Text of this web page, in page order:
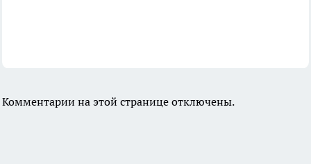
Комментарии на этой странице отключены.